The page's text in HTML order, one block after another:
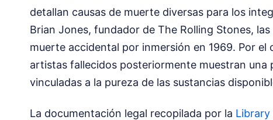
detallan causas de muerte diversas para los
Brian Jones, fundador de The Rolling Stones,
muerte accidental por inmersión en 1969. Por
artistas fallecidos posteriormente muestran una
vinculadas a la pureza de las sustancias
La documentación legal recopilada por la